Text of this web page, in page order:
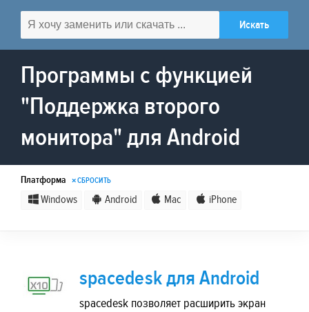
Программы с функцией
"Поддержка второго
монитора" для Android
Платформа × СБРОСИТЬ
Windows Android Mac iPhone
spacedesk для Android
spacedesk позволяет расширить экран